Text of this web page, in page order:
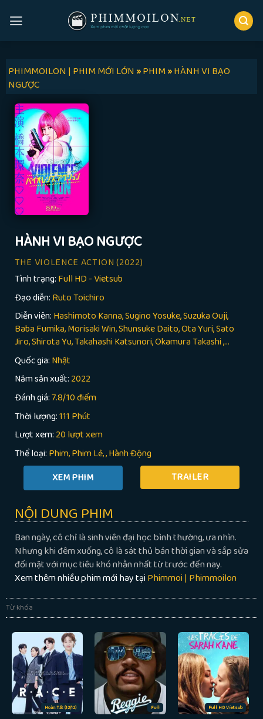
PHIMMOILON | PHIM MỚI LỚN»PHIM»HÀNH VI BẠO
NGƯỢC
HÀNH VI BẠO NGƯỢC
THE VIOLENCE ACTION (2022)
Tình trạng: Full HD - Vietsub
Đạo diễn: Ruto Toichiro
Diễn viên: Hashimoto Kanna, Sugino Yosuke, Suzuka Ouji,
Baba Fumika, Morisaki Win, Shunsuke Daito, Ota Yuri, Sato
Jiro, Shirota Yu, Takahashi Katsunori, Okamura Takashi ,...
Quốc gia: Nhật
Năm sản xuất: 2022
Đánh giá:7.8/10 điểm
Thời lượng:111 Phút
Lượt xem: 20 lượt xem
Thể loại: Phim Phim Lẻ ,Hành Động
TRAILER
NỘI DUNG PHIM
Ban ngày, cô chỉ là sinh viên đại học bình thường, ưa nhìn.
Nhưng khi đêm xuống, cô là sát thủ bán thời gian và sắp sửa
đối mặt với mục tiêu khó nhằn nhất từ trước đến nay.
Xem thêm nhiều phim mới hay tạiPhimmoi | Phimmoilon
Từ khóa
Hoàn Tất (12/12) Full Full HD Vietsub